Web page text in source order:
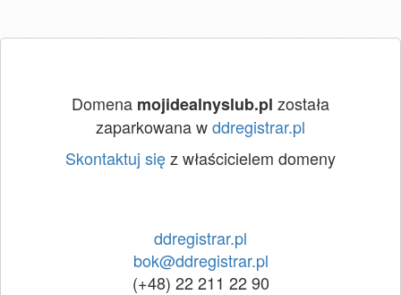
Domena mojidealnyslub.pl została
zaparkowana wddregistrar.pl
Skontaktuj sięz właścicielem domeny
ddregistrar.pl
bok@ddregistrar.pl
(+48) 22 211 22 90